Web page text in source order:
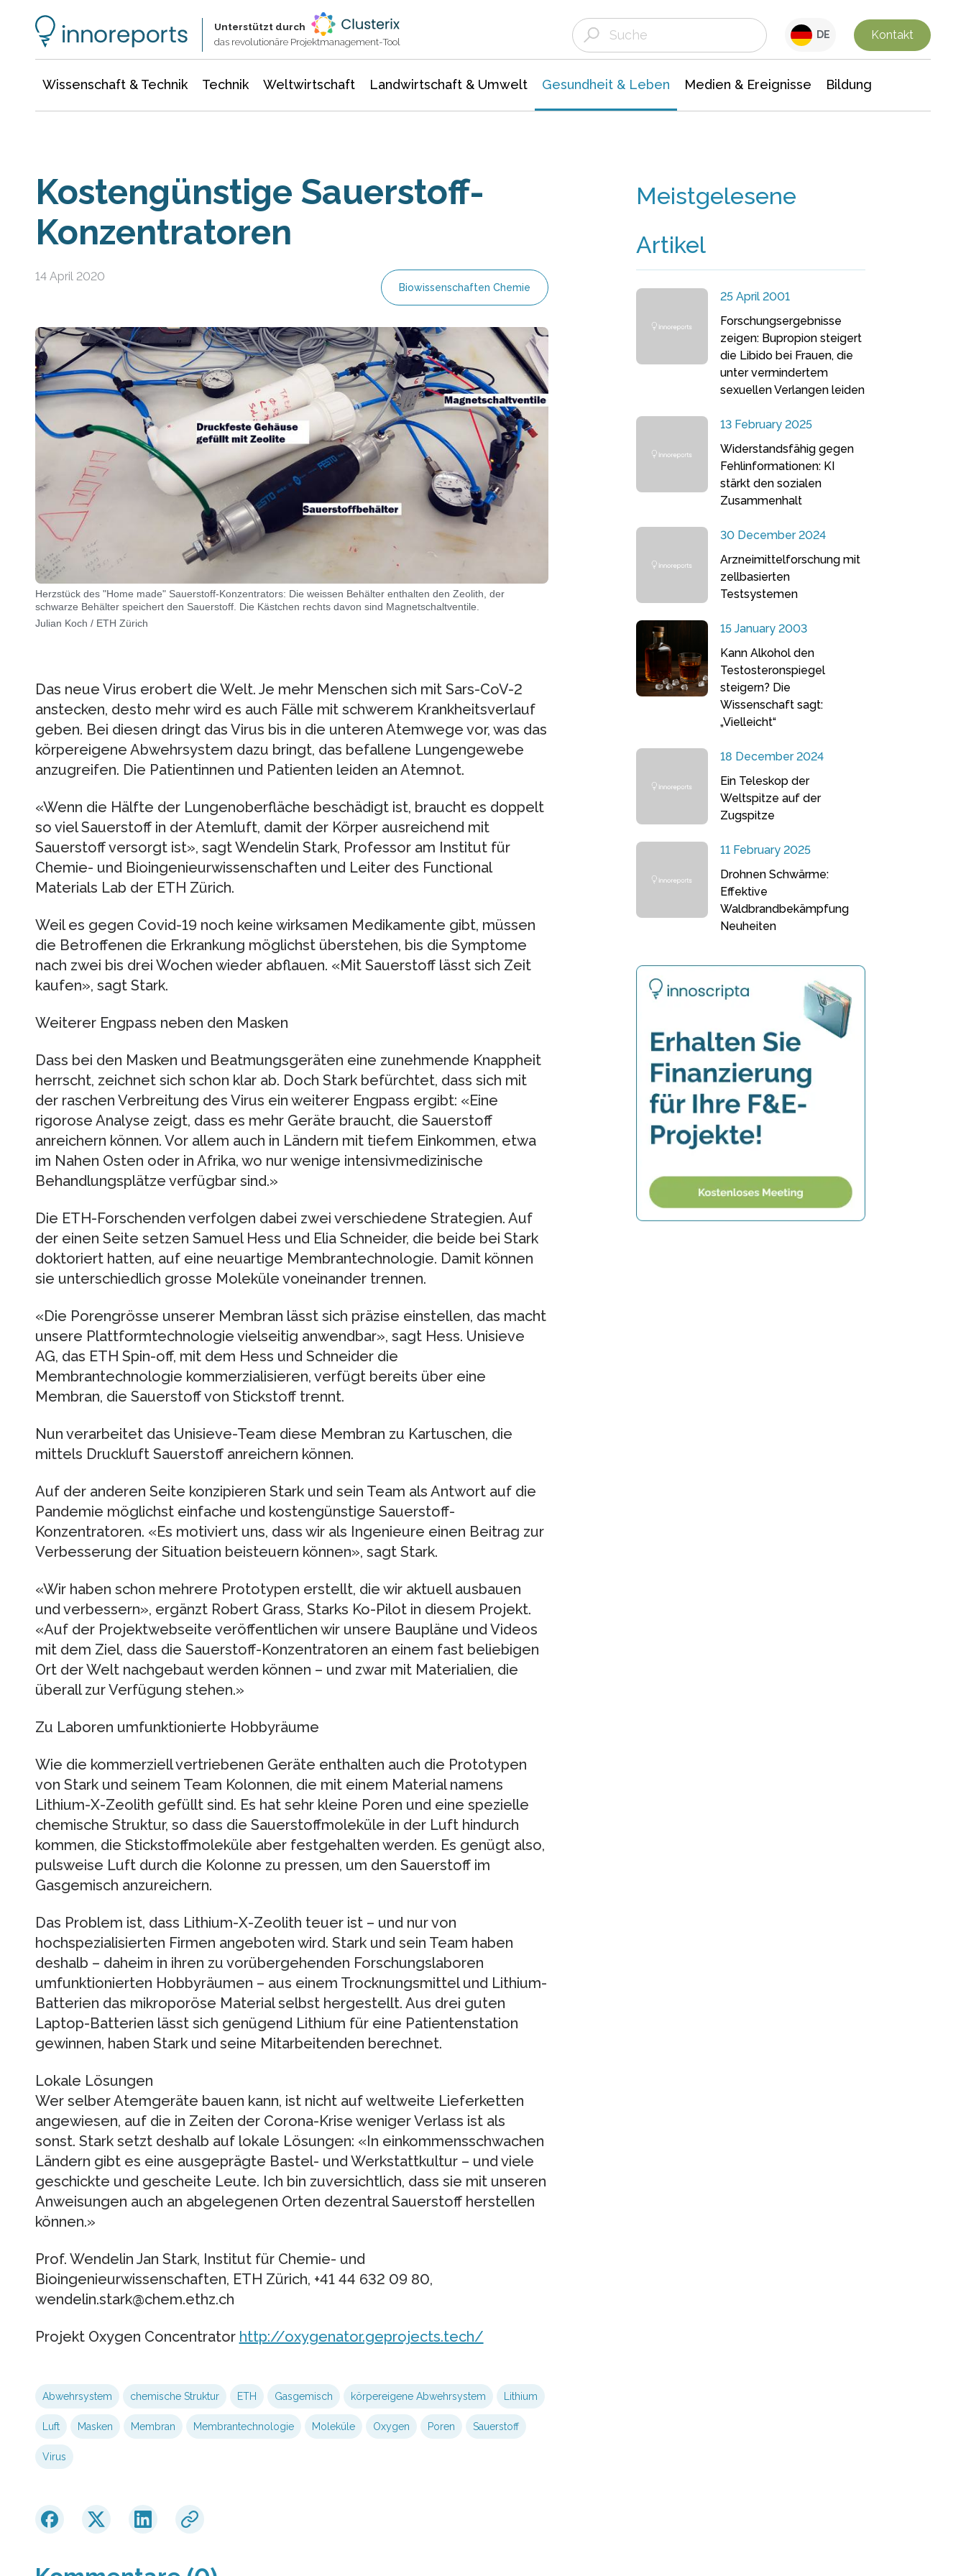
Unterstützt durch
das revolutionäre Projektmanagement-Tool
DE Kontakt
Wissenschaft & Technik Technik Weltwirtschaft Landwirtschaft & Umwelt Gesundheit & Leben Medien & Ereignisse Bildung
Kostengünstige Sauerstoff-
Konzentratoren
14 April 2020
Biowissenschaften Chemie
Herzstück des "Home made" Sauerstoff-​Konzentrators: Die weissen Behälter enthalten den Zeolith, der
schwarze Behälter speichert den Sauerstoff. Die Kästchen rechts davon sind Magnetschaltventile.
Julian Koch / ETH Zürich
Das neue Virus erobert die Welt. Je mehr Menschen sich mit Sars-​CoV-2
anstecken, desto mehr wird es auch Fälle mit schwerem Krankheitsverlauf
geben. Bei diesen dringt das Virus bis in die unteren Atemwege vor, was das
körpereigene Abwehrsystem dazu bringt, das befallene Lungengewebe
anzugreifen. Die Patientinnen und Patienten leiden an Atemnot.
«Wenn die Hälfte der Lungenoberfläche beschädigt ist, braucht es doppelt
so viel Sauerstoff in der Atemluft, damit der Körper ausreichend mit
Sauerstoff versorgt ist», sagt Wendelin Stark, Professor am Institut für
Chemie-​ und Bioingenieurwissenschaften und Leiter des Functional
Materials Lab der ETH Zürich.
Weil es gegen Covid-​19 noch keine wirksamen Medikamente gibt, müssen
die Betroffenen die Erkrankung möglichst überstehen, bis die Symptome
nach zwei bis drei Wochen wieder abflauen. «Mit Sauerstoff lässt sich Zeit
kaufen», sagt Stark.
Weiterer Engpass neben den Masken
Dass bei den Masken und Beatmungsgeräten eine zunehmende Knappheit
herrscht, zeichnet sich schon klar ab. Doch Stark befürchtet, dass sich mit
der raschen Verbreitung des Virus ein weiterer Engpass ergibt: «Eine
rigorose Analyse zeigt, dass es mehr Geräte braucht, die Sauerstoff
anreichern können. Vor allem auch in Ländern mit tiefem Einkommen, etwa
im Nahen Osten oder in Afrika, wo nur wenige intensivmedizinische
Behandlungsplätze verfügbar sind.»
Die ETH-​Forschenden verfolgen dabei zwei verschiedene Strategien. Auf
der einen Seite setzen Samuel Hess und Elia Schneider, die beide bei Stark
doktoriert hatten, auf eine neuartige Membrantechnologie. Damit können
sie unterschiedlich grosse Moleküle voneinander trennen.
«Die Porengrösse unserer Membran lässt sich präzise einstellen, das macht
unsere Plattformtechnologie vielseitig anwendbar», sagt Hess. Unisieve
AG, das ETH Spin-​off, mit dem Hess und Schneider die
Membrantechnologie kommerzialisieren, verfügt bereits über eine
Membran, die Sauerstoff von Stickstoff trennt.
Nun verarbeitet das Unisieve-​Team diese Membran zu Kartuschen, die
mittels Druckluft Sauerstoff anreichern können.
Auf der anderen Seite konzipieren Stark und sein Team als Antwort auf die
Pandemie möglichst einfache und kostengünstige Sauerstoff-​
Konzentratoren. «Es motiviert uns, dass wir als Ingenieure einen Beitrag zur
Verbesserung der Situation beisteuern können», sagt Stark.
«Wir haben schon mehrere Prototypen erstellt, die wir aktuell ausbauen
und verbessern», ergänzt Robert Grass, Starks Ko-​Pilot in diesem Projekt.
«Auf der Projektwebseite veröffentlichen wir unsere Baupläne und Videos
mit dem Ziel, dass die Sauerstoff-​Konzentratoren an einem fast beliebigen
Ort der Welt nachgebaut werden können – und zwar mit Materialien, die
überall zur Verfügung stehen.»
Zu Laboren umfunktionierte Hobbyräume
Wie die kommerziell vertriebenen Geräte enthalten auch die Prototypen
von Stark und seinem Team Kolonnen, die mit einem Material namens
Lithium-​X-Zeolith gefüllt sind. Es hat sehr kleine Poren und eine spezielle
chemische Struktur, so dass die Sauerstoffmoleküle in der Luft hindurch
kommen, die Stickstoffmoleküle aber festgehalten werden. Es genügt also,
pulsweise Luft durch die Kolonne zu pressen, um den Sauerstoff im
Gasgemisch anzureichern.
Das Problem ist, dass Lithium-​​X-​Zeolith teuer ist – und nur von
hochspezialisierten Firmen angeboten wird. Stark und sein Team haben
deshalb – daheim in ihren zu vorübergehenden Forschungslaboren
umfunktionierten Hobbyräumen – aus einem Trocknungsmittel und Lithium-​​
Batterien das mikroporöse Material selbst hergestellt. Aus drei guten
Laptop-​​Batterien lässt sich genügend Lithium für eine Patientenstation
gewinnen, haben Stark und seine Mitarbeitenden berechnet.
Lokale Lösungen
Wer selber Atemgeräte bauen kann, ist nicht auf weltweite Lieferketten
angewiesen, auf die in Zeiten der Corona-​​Krise weniger Verlass ist als
sonst. Stark setzt deshalb auf lokale Lösungen: «In einkommensschwachen
Ländern gibt es eine ausgeprägte Bastel-​​ und Werkstattkultur – und viele
geschickte und gescheite Leute. Ich bin zuversichtlich, dass sie mit unseren
Anweisungen auch an abgelegenen Orten dezentral Sauerstoff herstellen
können.»
Prof. Wendelin Jan Stark, Institut für Chemie- und
Bioingenieurwissenschaften, ETH Zürich, +41 44 632 09 80,
wendelin.stark@chem.ethz.ch
Projekt Oxygen Concentrator http://oxygenator.geprojects.tech/
Abwehrsystem chemische Struktur ETH Gasgemisch körpereigene Abwehrsystem Lithium
Luft Masken Membran Membrantechnologie Moleküle Oxygen Poren Sauerstoff
Virus
Meistgelesene
Artikel
25 April 2001
Forschungsergebnisse
zeigen: Bupropion steigert
die Libido bei Frauen, die
unter vermindertem
sexuellen Verlangen leiden
13 February 2025
Widerstandsfähig gegen
Fehlinformationen: KI
stärkt den sozialen
Zusammenhalt
30 December 2024
Arzneimittelforschung mit
zellbasierten
Testsystemen
15 January 2003
Kann Alkohol den
Testosteronspiegel
steigern? Die
Wissenschaft sagt:
„Vielleicht“
18 December 2024
Ein Teleskop der
Weltspitze auf der
Zugspitze
11 February 2025
Drohnen Schwärme:
Effektive
Waldbrandbekämpfung
Neuheiten